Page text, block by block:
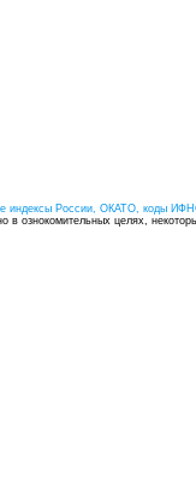
индексы России, ОКАТО, коды
в ознокомительных целях,